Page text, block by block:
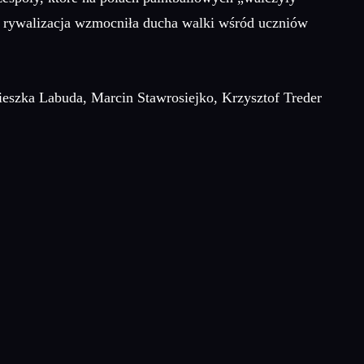
wzmocniła ducha walki wśród uczniów
Labuda, Marcin Stawrosiejko, Krzysztof Treder